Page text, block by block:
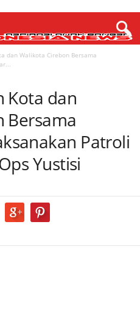
dan Walikota Cirebon Bersama
Kota dan
Bersama
Patroli
Yustisi